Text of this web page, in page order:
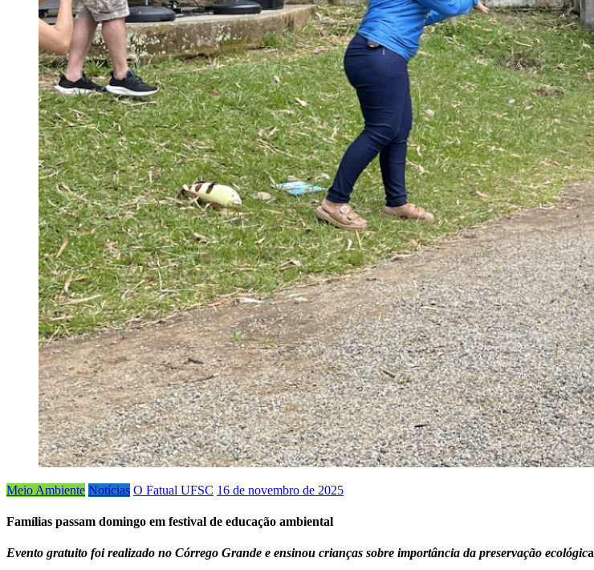
Meio Ambiente Notícias O Fatual UFSC 16 de novembro de 2025
Famílias passam domingo em festival de educação ambiental
Evento gratuito foi realizado no Córrego Grande e ensinou crianças sobre importância da preservação ecológica